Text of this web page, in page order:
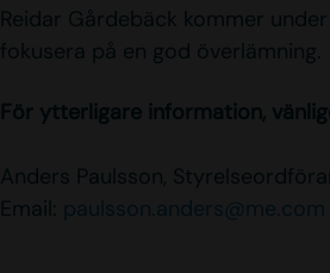
Reidar Gårdebäck kommer
fokusera på en god överlämning.
För ytterligare information,
Anders Paulsson,
Email: paulsson.anders@me.com